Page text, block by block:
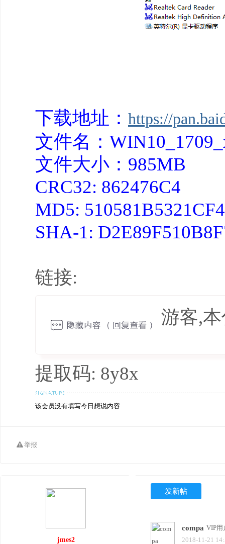
下载地址： https://
文件名：
文件大小：985MB
CRC32:
MD5:
SHA-1:
链接:
游客,
提取码: 8y8x
该会员没有填写今日想说内容.
举报
发新帖
compa VIP用
2018-11-21
jmes2